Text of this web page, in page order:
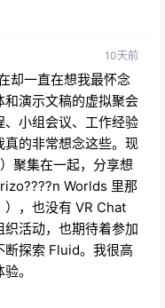
10天前
却一直在想我最怀念
演示文稿的虚拟聚会
小组会议、工作经验
的非常想念这些。现
聚集在一起，分享想
Worlds 里那
，也没有 VR Chat
活动，也期待着参加
断探索 Fluid。我很高
。